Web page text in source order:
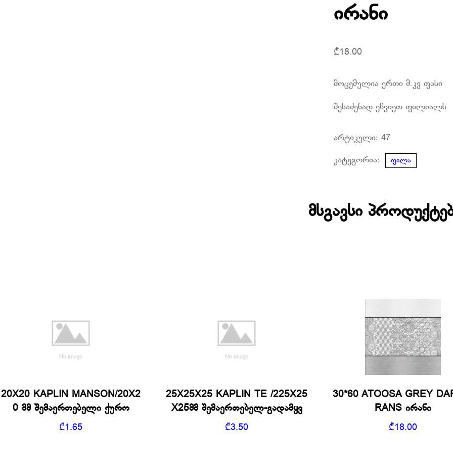
ირანი
₾18.00
მოცემულია ერთი მ.კვ ფასი
შესაძენად ეწვიეთ ფილიალს
არტიკული:47
კატეგორია: ფილა
მსგავსი
20X20 KAPLIN MANSON/20X2
0 მმ შემაერთებელი ქურო
₾1.65
25X25X25 KAPLIN TE /225X25
X25მმ შემაერთებელ-გადამყვ
₾3.50
30*60 ATOOSA GREY
RANS ირანი
₾18.00